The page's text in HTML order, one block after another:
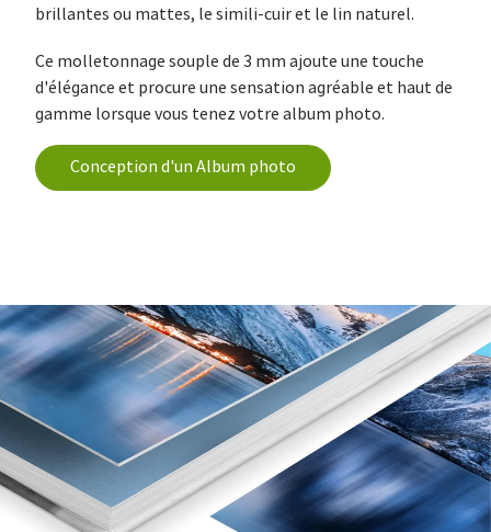
brillantes ou mattes, le simili-cuir et le lin naturel.
Ce molletonnage souple de 3 mm ajoute une touche
d'élégance et procure une sensation agréable et haut de
gamme lorsque vous tenez votre album photo.
Conception d'un Album photo